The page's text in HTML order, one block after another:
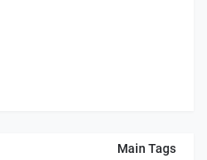
Main Tags